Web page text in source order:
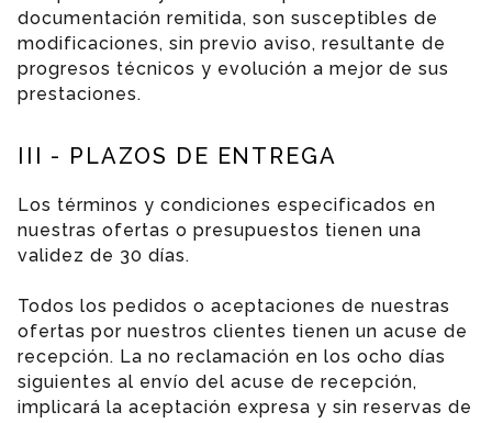
documentación remitida, son susceptibles de
modificaciones, sin previo aviso, resultante de
progresos técnicos y evolución a mejor de sus
prestaciones.
III - PLAZOS DE ENTREGA
Los términos y condiciones especificados en
nuestras ofertas o presupuestos tienen una
validez de 30 días.
Todos los pedidos o aceptaciones de nuestras
ofertas por nuestros clientes tienen un acuse de
recepción. La no reclamación en los ocho días
siguientes al envío del acuse de recepción,
implicará la aceptación expresa y sin reservas de